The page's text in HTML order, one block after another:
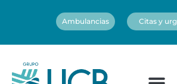
Ambulancias Citas y